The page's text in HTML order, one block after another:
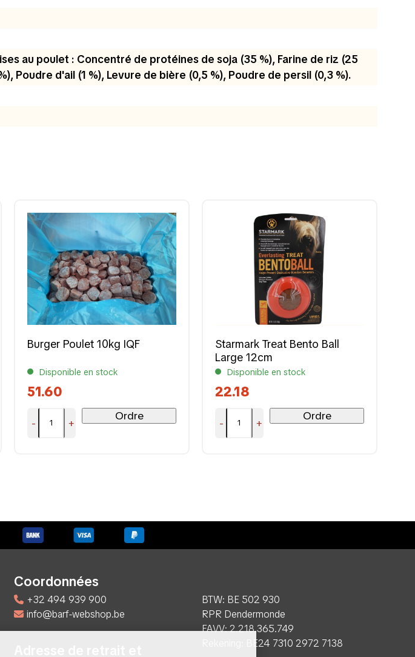
au poulet : Concentré de protéines de soja (35 %), Farine de riz (25
Poudre d'ail (1 %), Levure de bière (0,5 %), Poudre de persil (0,3 %).
Burger Poulet 10kg IQF
Disponible en stock
51.60
- +
Ordre
Starmark Treat Bento Ball
Large 12cm
Disponible en stock
22.18
- +
Ordre
Coordonnées
+32 494 939 900
info@barf-webshop.be
BTW: BE 502 930
RPR Dendermonde
FAVV: 2.218.365.749
Rekening: BE24 7310 2972 7138